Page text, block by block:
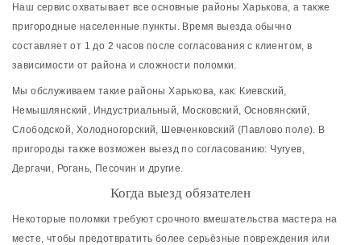
Наш сервис охватывает все основные районы Харькова, а также
пригородные населенные пункты. Время выезда обычно
составляет от 1 до 2 часов после согласования с клиентом, в
зависимости от района и сложности поломки.
Мы обслуживаем такие районы Харькова, как: Киевский,
Немышлянский, Индустриальный, Московский, Основянский,
Слободской, Холодногорский, Шевченковский (Павлово поле). В
пригороды также возможен выезд по согласованию: Чугуев,
Дергачи, Рогань, Песочин и другие.
Когда выезд обязателен
Некоторые поломки требуют срочного вмешательства мастера на
месте, чтобы предотвратить более серьёзные повреждения или